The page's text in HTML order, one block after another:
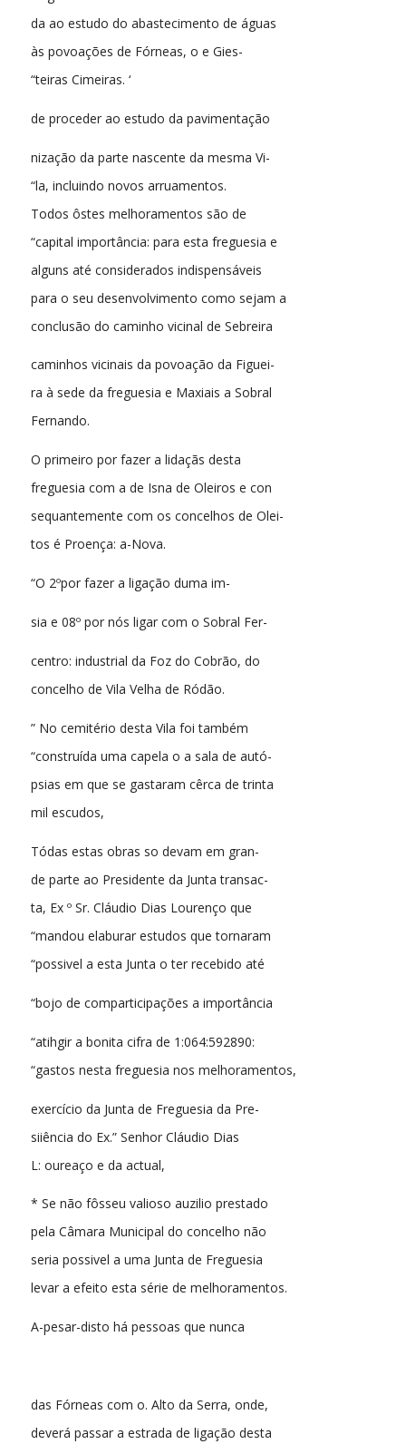
da ao estudo do abastecimento de águas
às povoações de Fórneas, o e Gies-
“teiras Cimeiras. ‘
de proceder ao estudo da pavimentação
nização da parte nascente da mesma Vi-
“la, incluindo novos arruamentos.
Todos ôstes melhoramentos são de
“capital importância: para esta freguesia e
alguns até considerados indispensáveis
para o seu desenvolvimento como sejam a
conclusão do caminho vicinal de Sebreira
caminhos vicinais da povoação da Figuei-
ra à sede da freguesia e Maxiais a Sobral
Fernando.
O primeiro por fazer a lidaçãs desta
freguesia com a de Isna de Oleiros e con
sequantemente com os concelhos de Olei-
tos é Proença: a-Nova.
“O 2ºpor fazer a ligação duma im-
sia e 08º por nós ligar com o Sobral Fer-
centro: industrial da Foz do Cobrão, do
concelho de Vila Velha de Ródão.
” No cemitério desta Vila foi também
“construída uma capela o a sala de autó-
psias em que se gastaram cêrca de trinta
mil escudos,
Tódas estas obras so devam em gran-
de parte ao Presidente da Junta transac-
ta, Ex º Sr. Cláudio Dias Lourenço que
“mandou elaburar estudos que tornaram
“possivel a esta Junta o ter recebido até
“bojo de comparticipações a importância
“atihgir a bonita cifra de 1:064:592890:
“gastos nesta freguesia nos melhoramentos,
exercício da Junta de Freguesia da Pre-
siiência do Ex.” Senhor Cláudio Dias
L: oureaço e da actual,
* Se não fôsseu valioso auzilio prestado
pela Câmara Municipal do concelho não
seria possivel a uma Junta de Freguesia
levar a efeito esta série de melhoramentos.
A-pesar-disto há pessoas que nunca
das Fórneas com o. Alto da Serra, onde,
deverá passar a estrada de ligação desta